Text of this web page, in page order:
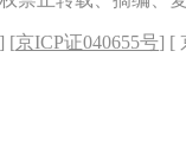
] [京ICP证040655号] [